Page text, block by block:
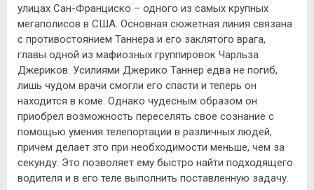
улицах Сан-Франциско – одного из самых крупных
мегаполисов в США. Основная сюжетная линия связана
с противостоянием Таннера и его заклятого врага,
главы одной из мафиозных группировок Чарльза
Джериков. Усилиями Джерико Таннер едва не погиб,
лишь чудом врачи смогли его спасти и теперь он
находится в коме. Однако чудесным образом он
приобрел возможность переселять свое сознание с
помощью умения телепортации в различных людей,
причем делает это при необходимости меньше, чем за
секунду. Это позволяет ему быстро найти подходящего
водителя и в его теле выполнить поставленную задачу.